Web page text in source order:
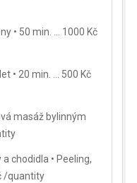
• 50 min. … 1000 Kč
• 20 min. … 500 Kč
masáž bylinným
chodidla • Peeling,
/quantity